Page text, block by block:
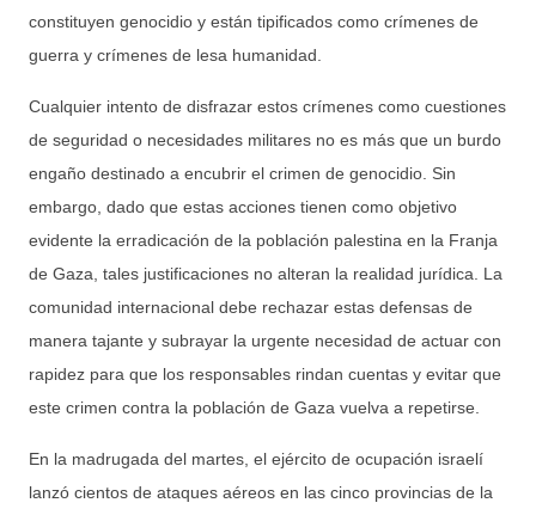
constituyen genocidio y están tipificados como crímenes de
guerra y crímenes de lesa humanidad.
Cualquier intento de disfrazar estos crímenes como cuestiones
de seguridad o necesidades militares no es más que un burdo
engaño destinado a encubrir el crimen de genocidio. Sin
embargo, dado que estas acciones tienen como objetivo
evidente la erradicación de la población palestina en la Franja
de Gaza, tales justificaciones no alteran la realidad jurídica. La
comunidad internacional debe rechazar estas defensas de
manera tajante y subrayar la urgente necesidad de actuar con
rapidez para que los responsables rindan cuentas y evitar que
este crimen contra la población de Gaza vuelva a repetirse.
En la madrugada del martes, el ejército de ocupación israelí
lanzó cientos de ataques aéreos en las cinco provincias de la